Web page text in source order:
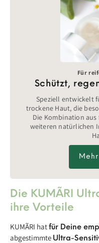
Für
Schützt,
Speziell entwickelt
trockene Haut, die
Die Kombination
weiteren natürlichen
Die KUMÃRI
ihre Vorteile
KUMÃRI hatfür Deine
abgestimmte Ultra-